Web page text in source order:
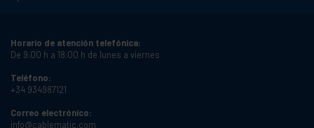
Horario de atención telefónica:
De 9:00 h a 18:00 h de lunes a viernes
Teléfono:
+34 934987121
Correo electrónico:
info@cablematic.com